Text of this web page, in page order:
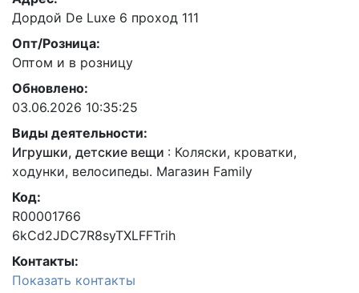
Дордой De Luxe 6 проход 111
Опт/Розница:
Оптом и в розницу
Обновлено:
03.06.2026 10:35:25
Виды деятельности:
Игрушки, детские вещи : Коляски, кроватки,
ходунки, велосипеды. Магазин Family
Код:
R00001766
6kCd2JDC7R8syTXLFFTrih
Контакты:
Показать контакты